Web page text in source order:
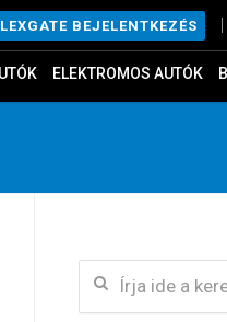
BEJELENTKEZÉS |
ELEKTROMOS AUTÓK